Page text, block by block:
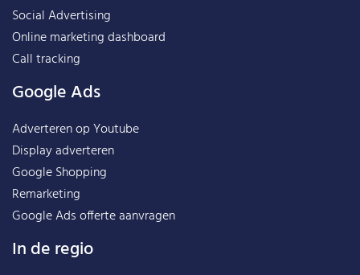
Social Advertising
Online marketing dashboard
Call tracking
Google Ads
Adverteren op Youtube
Display adverteren
Google Shopping
Remarketing
Google Ads offerte aanvragen
In de regio